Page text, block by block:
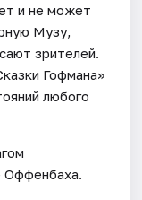
и не может
Музу,
зрителей.
Гофмана»
любого
Оффенбаха.